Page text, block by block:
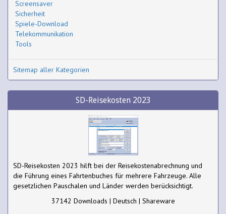
Screensaver
Sicherheit
Spiele-Download
Telekommunikation
Tools
Sitemap aller Kategorien
SD-Reisekosten 2023
SD-Reisekosten 2023 hilft bei der Reisekostenabrechnung und
die Führung eines Fahrtenbuches für mehrere Fahrzeuge. Alle
gesetzlichen Pauschalen und Länder werden berücksichtigt.
37142 Downloads | Deutsch | Shareware